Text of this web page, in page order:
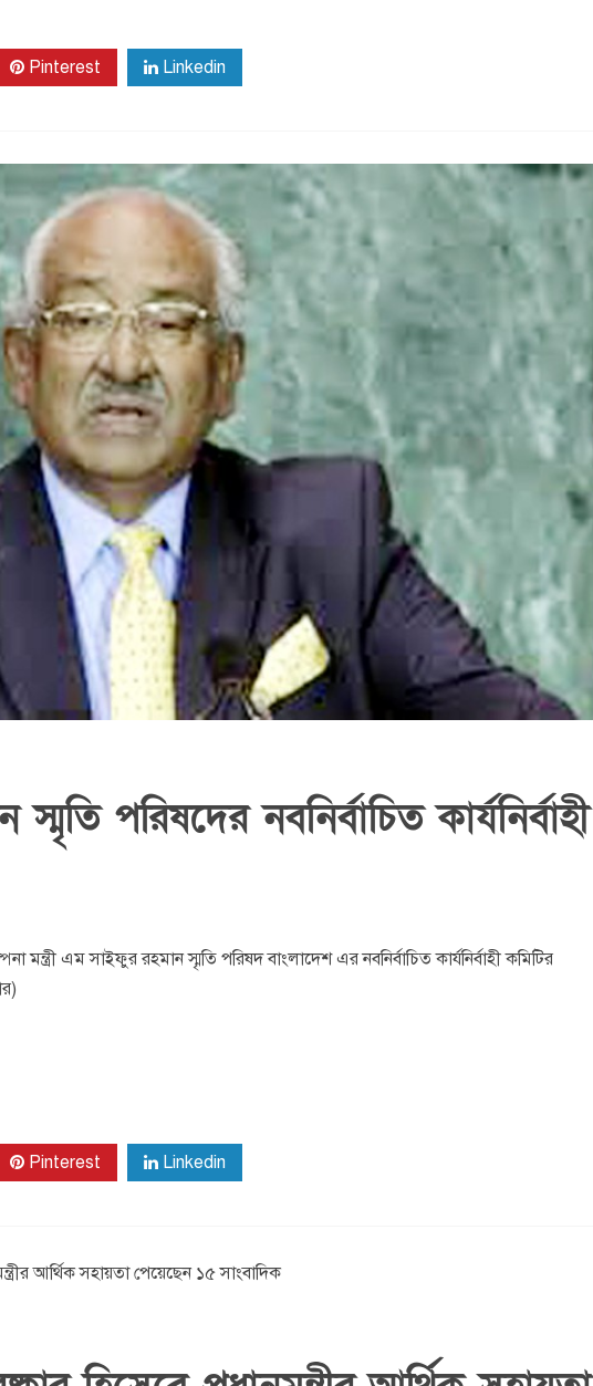
Pinterest Linkedin
পরিষদের নবনির্বাচিত কার্যনির্বাহী
মন্ত্রী এম সাইফুর রহমান স্মৃতি পরিষদ বাংলাদেশ এর নবনির্বাচিত কার্যনির্বাহী কমিটির
Pinterest Linkedin